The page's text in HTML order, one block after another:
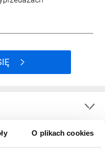
O plikach cookies